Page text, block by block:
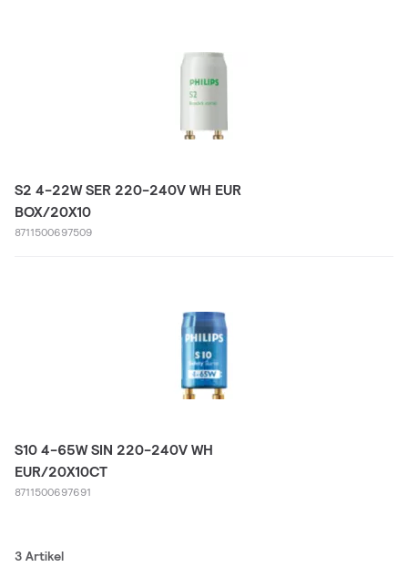
S2 4-22W SER 220-240V WH EUR
BOX/20X10
8711500697509
S10 4-65W SIN 220-240V WH
EUR/20X10CT
8711500697691
3 Artikel